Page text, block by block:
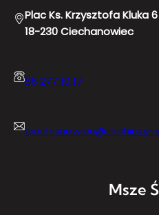
Plac Ks. Krzysztofa Kluka 6
18-230 Ciechanowiec
86 277 10 17
Msze